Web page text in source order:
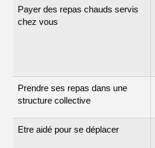
Payer des repas chauds servis
chez vous
Prendre ses repas dans une
structure collective
Etre aidé pour se déplacer